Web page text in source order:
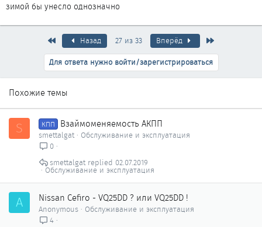
зимой бы унесло однозначно
ПервыйНазад 27 из 33 Вперёд
Для ответа нужно войти/зарегистрироваться
Похожие темы
S КПП Взаймоменяемость АКПП
smettalgat
Обслуживание и эксплуатация
0
Обслуживание и эксплуатация
02.07.2019
smettalgat
A Nissan Cefiro - VQ25DD ? или VQ25DD !
Anonymous
Обслуживание и эксплуатация
4